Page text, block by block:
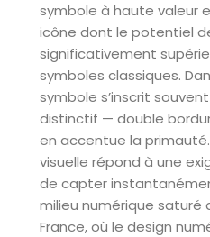
symbole à haute valeur
icône dont le potentiel
significativement
symboles classiques.
symbole s’inscrit
distinctif — double
en accentue la
visuelle répond à une
de capter
milieu numérique saturé
France, où le design